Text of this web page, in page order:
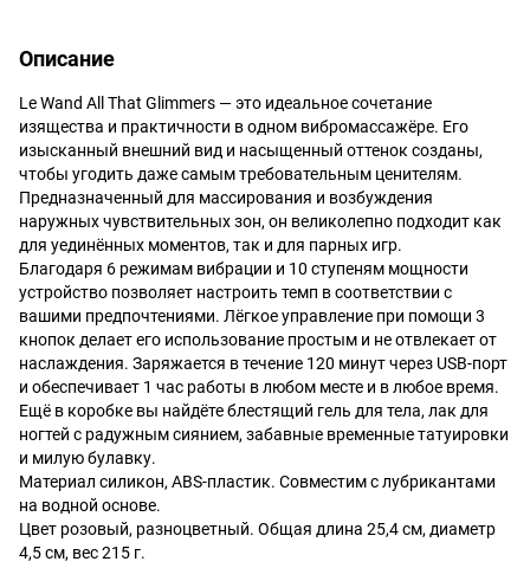
Описание
Le Wand All That Glimmers — это идеальное сочетание
изящества и практичности в одном вибромассажёре. Его
изысканный внешний вид и насыщенный оттенок созданы,
чтобы угодить даже самым требовательным ценителям.
Предназначенный для массирования и возбуждения
наружных чувствительных зон, он великолепно подходит как
для уединённых моментов, так и для парных игр.
Благодаря 6 режимам вибрации и 10 ступеням мощности
устройство позволяет настроить темп в соответствии с
вашими предпочтениями. Лёгкое управление при помощи 3
кнопок делает его использование простым и не отвлекает от
наслаждения. Заряжается в течение 120 минут через USB-порт
и обеспечивает 1 час работы в любом месте и в любое время.
Ещё в коробке вы найдёте блестящий гель для тела, лак для
ногтей с радужным сиянием, забавные временные татуировки
и милую булавку.
Материал силикон, ABS-пластик. Совместим с лубрикантами
на водной основе.
Цвет розовый, разноцветный. Общая длина 25,4 см, диаметр
4,5 см, вес 215 г.